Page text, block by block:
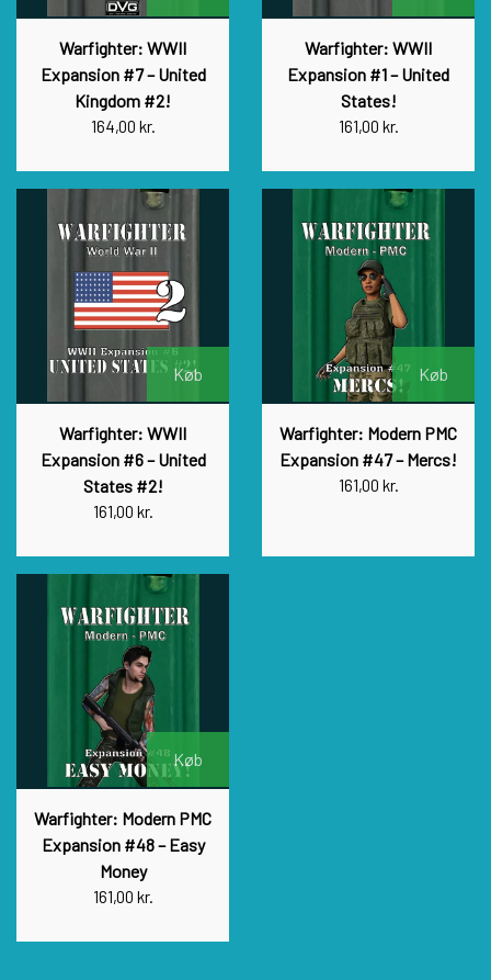
Warfighter: WWII
Expansion #7 – United
Kingdom #2!
164,00 kr.
Warfighter: WWII
Expansion #1 – United
States!
161,00 kr.
Køb
Warfighter: WWII
Expansion #6 – United
States #2!
161,00 kr.
Køb
Warfighter: Modern PMC
Expansion #47 – Mercs!
161,00 kr.
Køb
Warfighter: Modern PMC
Expansion #48 – Easy
Money
161,00 kr.